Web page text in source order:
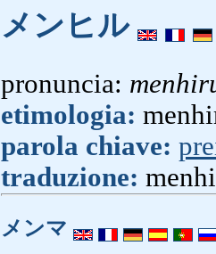
メンヒル
pronuncia:
etimologia:
parola chiave:
traduzione:
メンマ